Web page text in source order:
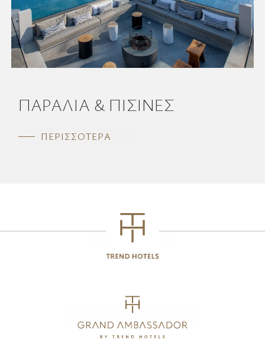
ΠΑΡΑΛΙΑ & ΠΙΣΙΝΕΣ
ΠΕΡΙΣΣΟΤΕΡΑ